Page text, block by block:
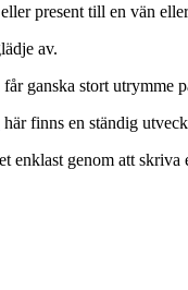
present till en vän
av.
ganska stort utrymme
här finns en ständig
enklast genom att skriva